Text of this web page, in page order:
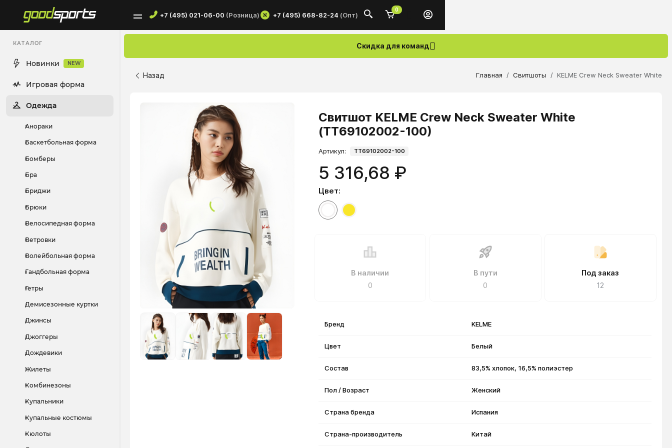
+7 (495) 021-06-00 (Розница) +7 (495) 668-82-24 (Опт)
0
КАТАЛОГ
Новинки NEW
Игровая форма
Одежда
Анораки
Баскетбольная форма
Бомберы
Бра
Бриджи
Брюки
Велосипедная форма
Ветровки
Волейбольная форма
Гандбольная форма
Гетры
Демисезонные куртки
Джинсы
Джоггеры
Дождевики
Жилеты
Комбинезоны
Купальники
Купальные костюмы
Кюлоты
Скидка для команд
Назад Главная Свитшоты KELME Crew Neck Sweater White
Свитшот KELME Crew Neck Sweater White
(TT69102002-100)
Артикул: TT69102002-100
5 316,68 ₽
Цвет:
В наличии
0
В пути
0
Под заказ
12
Бренд KELME
Цвет Белый
Состав 83,5% хлопок, 16,5% полиэстер
Пол / Возраст Женский
Страна бренда Испания
Страна-производитель Китай